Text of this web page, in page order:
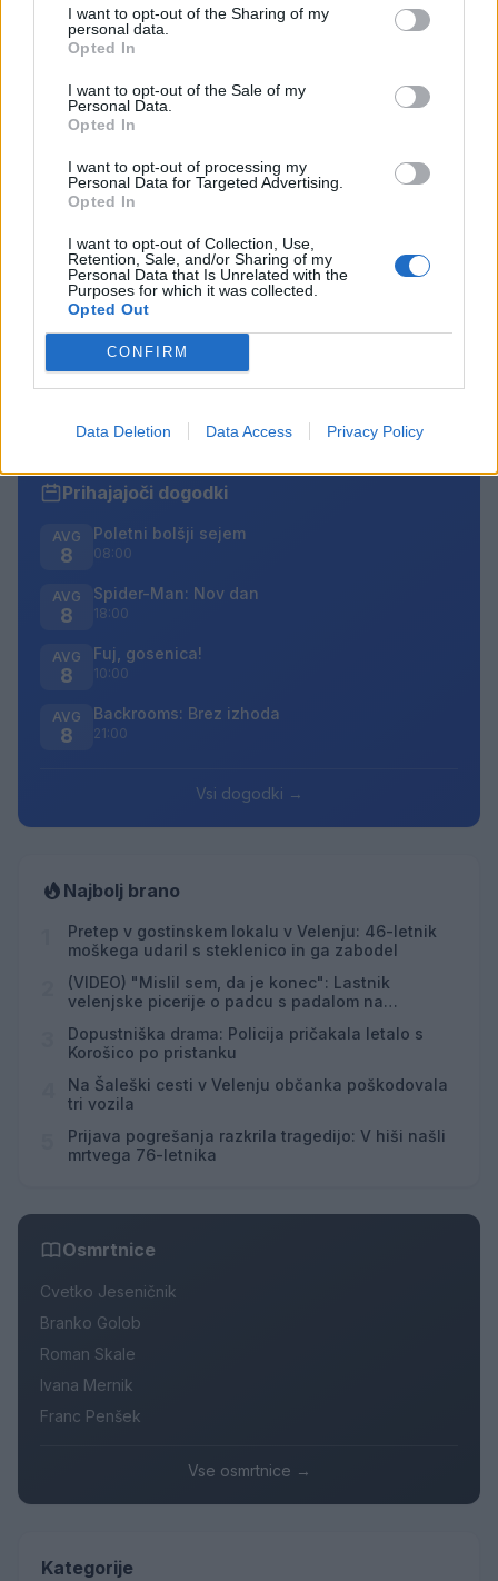
I want to opt-out of the Sharing of my
personal data.
Opted In
I want to opt-out of the Sale of my
Personal Data.
Opted In
I want to opt-out of processing my
Personal Data for Targeted Advertising.
Opted In
I want to opt-out of Collection, Use,
Retention, Sale, and/or Sharing of my
Personal Data that Is Unrelated with the
Purposes for which it was collected.
Opted Out
CONFIRM
Data Deletion Data Access Privacy Policy
Opozorilo:Po 297. členu Kazenskega zakonika je
posameznik kazensko odgovoren za javno spodbujanje
sovraštva, nasilja ali nestrpnosti. Komentarji z žaljivimi,
rasističnimi, diskriminatornimi ali nezakonitimi vsebinami
bodo odstranjeni. Pravila komentiranja →
Failed to fetch
Prihajajoči dogodki
AVG
8
Poletni bolšji sejem
08:00
AVG
8
Spider-Man: Nov dan
18:00
AVG
8
Fuj, gosenica!
10:00
AVG
8
Backrooms: Brez izhoda
21:00
Vsi dogodki →
Najbolj brano
Pretep v gostinskem lokalu v Velenju: 46-letnik
moškega udaril s steklenico in ga zabodel
(VIDEO) "Mislil sem, da je konec": Lastnik
velenjske picerije o padcu s padalom na
Dopustniška drama: Policija pričakala letalo s
Korošico po pristanku
Na Šaleški cesti v Velenju občanka poškodovala
tri vozila
Prijava pogrešanja razkrila tragedijo: V hiši našli
mrtvega 76-letnika
Osmrtnice
Cvetko Jeseničnik
Branko Golob
Roman Skale
Ivana Mernik
Franc Penšek
Vse osmrtnice →
Kategorije